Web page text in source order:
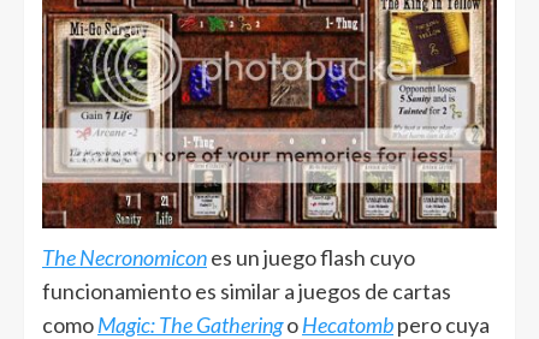
The Necronomicones un juego flash cuyo
funcionamiento es similar a juegos de cartas
comoMagic: The GatheringoHecatombpero cuya